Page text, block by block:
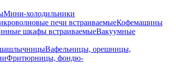
Мини-холодильники
печи встраиваемыеКофемашины
шкафы встраиваемыеВакуумные
Вафельницы, орешницы,
Фритюрницы, фондю-